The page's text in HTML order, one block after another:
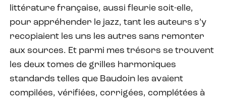
littérature française, aussi fleurie soit-elle,
pour appréhender le jazz, tant les auteurs s’y
recopiaient les uns les autres sans remonter
aux sources. Et parmi mes trésors se trouvent
les deux tomes de grilles harmoniques
standards telles que Baudoin les avaient
compilées, vérifiées, corrigées, complétées à